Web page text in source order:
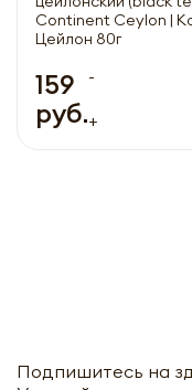
Continent Ceylon |
Цейлон 80г
159
руб.
-
+
Подпишитесь на